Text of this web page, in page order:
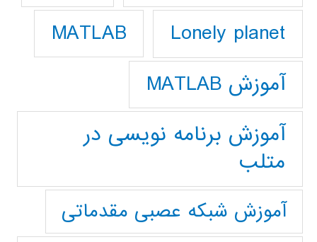
Lonely planet
MATLAB
آموزش MATLAB
آموزش برنامه نویسی در
متلب
آموزش شبکه عصبی مقدماتی